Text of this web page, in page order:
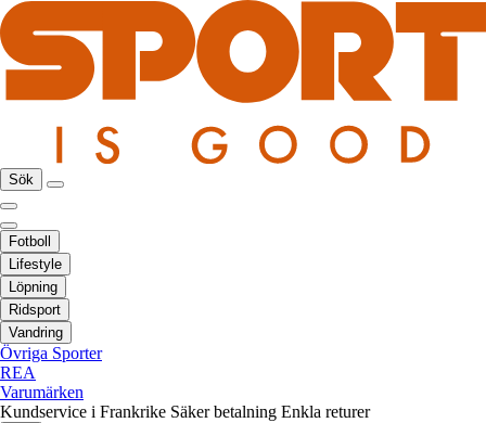
Sök
Fotboll
Lifestyle
Löpning
Ridsport
Vandring
Övriga Sporter
REA
Varumärken
Kundservice i Frankrike Säker betalning Enkla returer